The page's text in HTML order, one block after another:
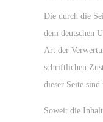
Die durch die
dem deutschen
Art der
schriftlichen
dieser Seite
Soweit die